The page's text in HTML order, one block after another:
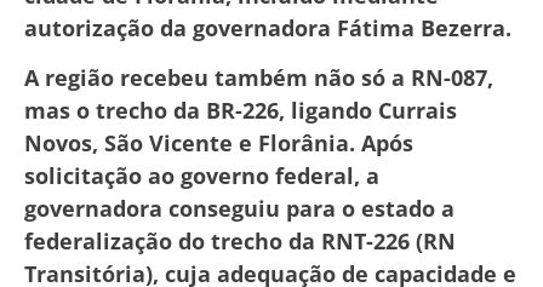
autorização da governadora Fátima Bezerra.
A região recebeu também não só a RN-087,
mas o trecho da BR-226, ligando Currais
Novos, São Vicente e Florânia. Após
solicitação ao governo federal, a
governadora conseguiu para o estado a
federalização do trecho da RNT-226 (RN
Transitória), cuja adequação de capacidade e